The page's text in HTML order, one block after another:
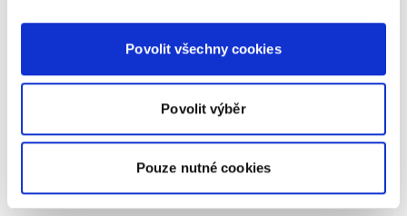
Povolit všechny cookies
Povolit výběr
Pouze nutné cookies